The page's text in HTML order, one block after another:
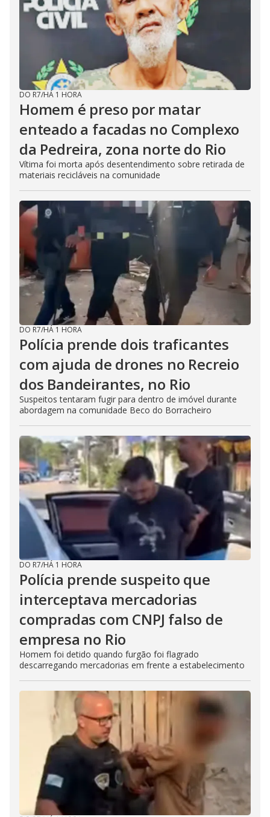
DO R7/HÁ 1 HORA
Homem é preso por matar
enteado a facadas no Complexo
da Pedreira, zona norte do Rio
Vítima foi morta após desentendimento sobre retirada de
materiais recicláveis na comunidade
DO R7/HÁ 1 HORA
Polícia prende dois traficantes
com ajuda de drones no Recreio
dos Bandeirantes, no Rio
Suspeitos tentaram fugir para dentro de imóvel durante
abordagem na comunidade Beco do Borracheiro
DO R7/HÁ 1 HORA
Polícia prende suspeito que
interceptava mercadorias
compradas com CNPJ falso de
empresa no Rio
Homem foi detido quando furgão foi flagrado
descarregando mercadorias em frente a estabelecimento